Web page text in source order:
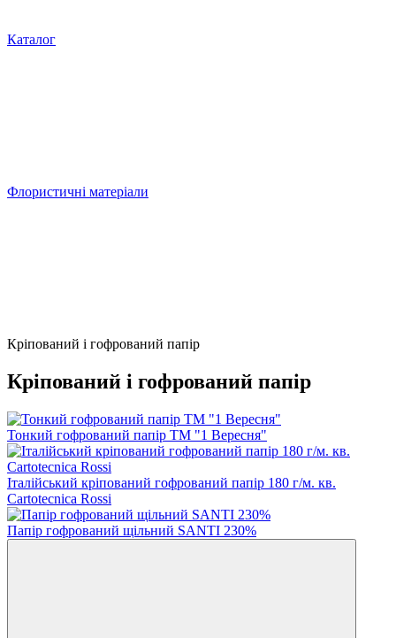
Каталог
Флористичні матеріали
Кріпований і гофрований папір
Кріпований і гофрований папір
Тонкий гофрований папір ТМ "1 Вересня"
Італійський кріпований гофрований папір 180 г/м. кв.
Cartotecnica Rossi
Папір гофрований щільний SANTI 230%